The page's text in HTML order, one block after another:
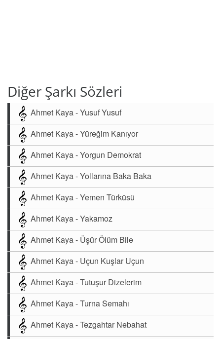
Diğer Şarkı Sözleri
Ahmet Kaya - Yusuf Yusuf
Ahmet Kaya - Yüreğim Kanıyor
Ahmet Kaya - Yorgun Demokrat
Ahmet Kaya - Yollarına Baka Baka
Ahmet Kaya - Yemen Türküsü
Ahmet Kaya - Yakamoz
Ahmet Kaya - Üşür Ölüm Bile
Ahmet Kaya - Uçun Kuşlar Uçun
Ahmet Kaya - Tutuşur Dizelerim
Ahmet Kaya - Turna Semahı
Ahmet Kaya - Tezgahtar Nebahat